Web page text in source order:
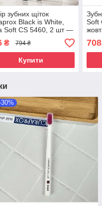
зубних щіток
Black is White,
Soft CS 5460, 2 шт —
та чорна щітка
₴ 794 ₴
Купити
Soft
708